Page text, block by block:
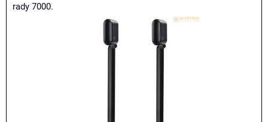
rady 7000.